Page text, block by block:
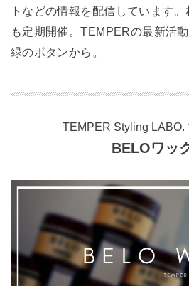
トなどの情報を配信しています
も定期開催。TEMPERの最新活
緑のボタンから。
TEMPER Styling LABO.
BELOワッ